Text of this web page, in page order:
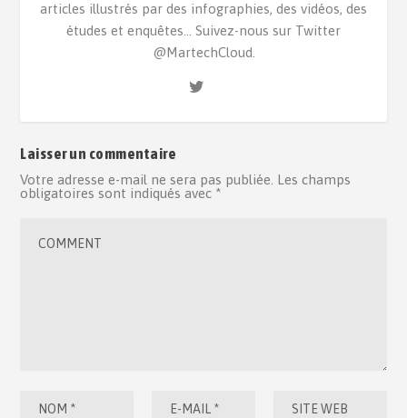
articles illustrés par des infographies, des vidéos, des
études et enquêtes... Suivez-nous sur Twitter
@MartechCloud.
Laisser un commentaire
Votre adresse e-mail ne sera pas publiée. Les champs
obligatoires sont indiqués avec *